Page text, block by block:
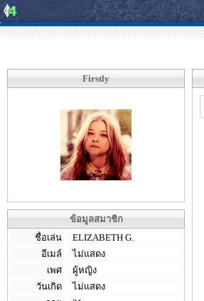
Firstly
ข้อมูลสมาชิก
ชื่อเล่น
ELIZABETH G.
อีเมล์
ไม่แสดง
เพศ
ผู้หญิง
วันเกิด
ไม่แสดง